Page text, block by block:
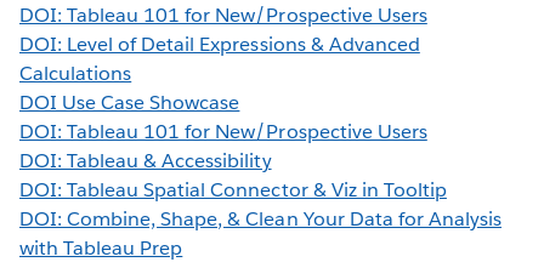
DOI: Tableau 101 for New/Prospective Users
DOI: Level of Detail Expressions & Advanced
Calculations
DOI Use Case Showcase
DOI: Tableau 101 for New/Prospective Users
DOI: Tableau & Accessibility
DOI: Tableau Spatial Connector & Viz in Tooltip
DOI: Combine, Shape, & Clean Your Data for Analysis
with Tableau Prep